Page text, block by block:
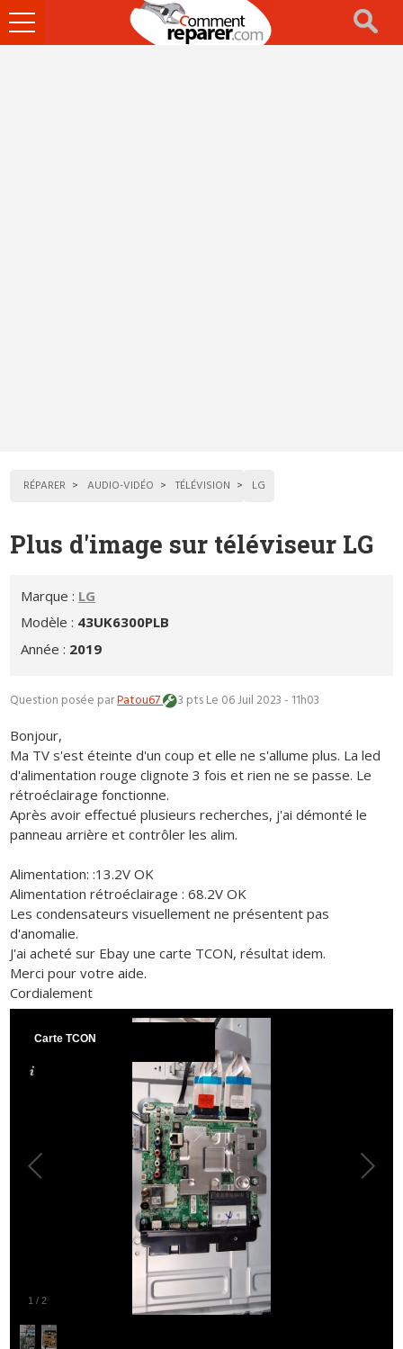
Ouvrir
le
RÉPARER AUDIO-VIDÉO TÉLÉVISION LG
Plus d'image sur téléviseur LG
Marque : LG
Modèle : 43UK6300PLB
Année : 2019
Question posée parPatou67 3 ptsLe 06 Juil 2023 - 11h03
Bonjour,
Ma TV s'est éteinte d'un coup et elle ne s'allume plus. La led
d'alimentation rouge clignote 3 fois et rien ne se passe. Le
rétroéclairage fonctionne.
Après avoir effectué plusieurs recherches, j'ai démonté le
panneau arrière et contrôler les alim.
Alimentation: :13.2V OK
Alimentation rétroéclairage : 68.2V OK
Les condensateurs visuellement ne présentent pas
d'anomalie.
J'ai acheté sur Ebay une carte TCON, résultat idem.
Merci pour votre aide.
Cordialement
1 /2
Carte TCON